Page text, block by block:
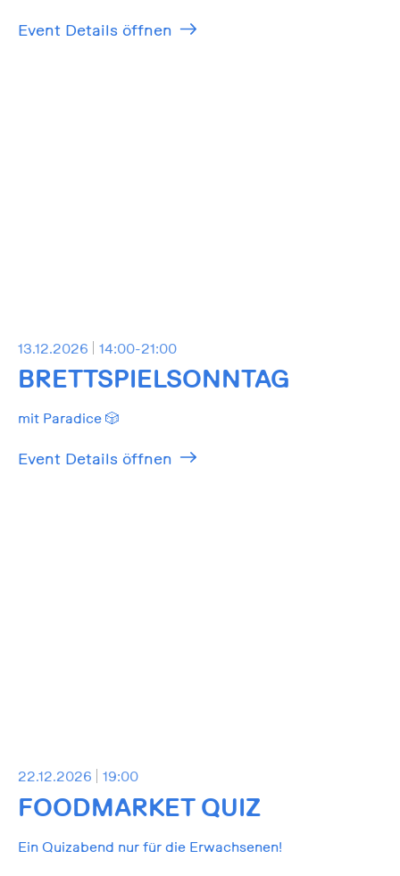
Event Details öffnen
13.12.2026 14:00-21:00
BRETTSPIELSONNTAG
mit Paradice 🎲
Event Details öffnen
22.12.2026 19:00
FOODMARKET QUIZ
Ein Quizabend nur für die Erwachsenen!